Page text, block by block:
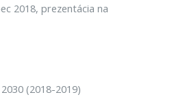
2018, prezentácia na
(2018-2019)